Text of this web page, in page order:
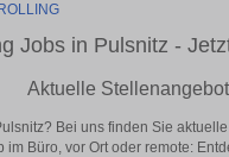
Jobs in Pulsnitz -
Aktuelle
Bei uns finden Sie
im Büro, vor Ort oder remote: